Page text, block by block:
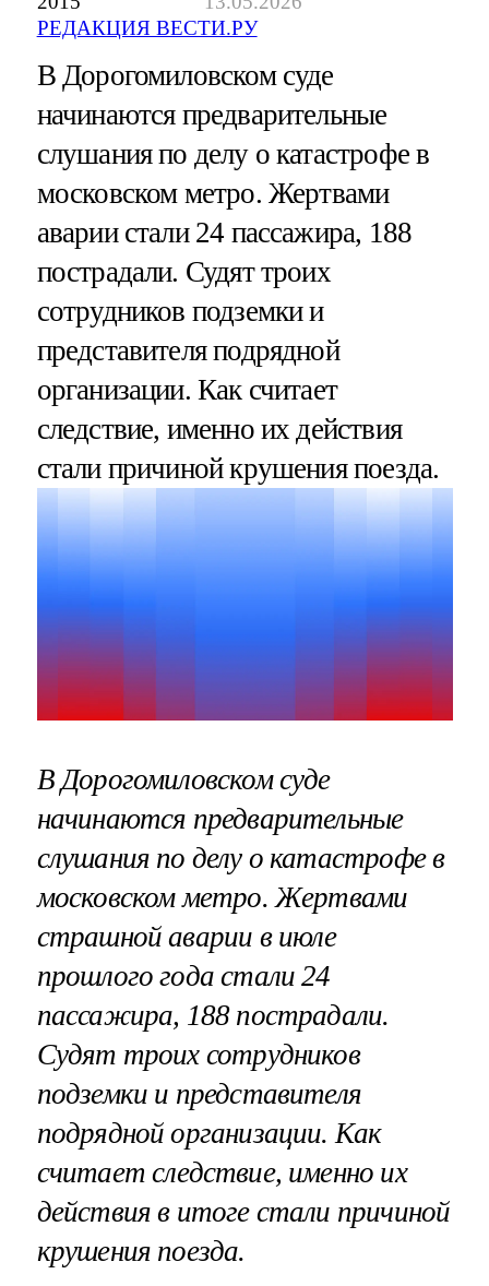
РЕДАКЦИЯ ВЕСТИ.РУ
В Дорогомиловском суде
начинаются предварительные
слушания по делу о катастрофе в
московском метро. Жертвами
аварии стали 24 пассажира, 188
пострадали. Судят троих
сотрудников подземки и
представителя подрядной
организации. Как считает
следствие, именно их действия
стали причиной крушения поезда.
В Дорогомиловском суде
начинаются предварительные
слушания по делу о катастрофе в
московском метро. Жертвами
страшной аварии в июле
прошлого года стали 24
пассажира, 188 пострадали.
Судят троих сотрудников
подземки и представителя
подрядной организации. Как
считает следствие, именно их
действия в итоге стали причиной
крушения поезда.